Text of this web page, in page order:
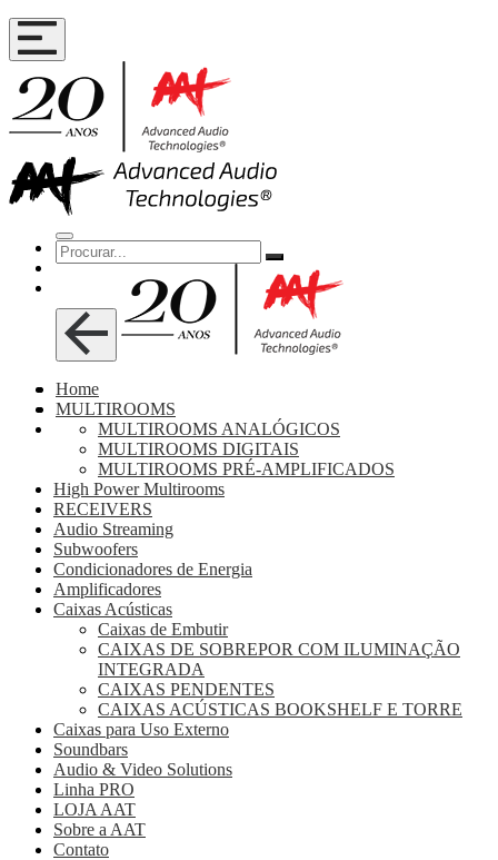
Home
MULTIROOMS
MULTIROOMS ANALÓGICOS
MULTIROOMS DIGITAIS
MULTIROOMS PRÉ-AMPLIFICADOS
High Power Multirooms
RECEIVERS
Audio Streaming
Subwoofers
Condicionadores de Energia
Amplificadores
Caixas Acústicas
Caixas de Embutir
CAIXAS DE SOBREPOR COM ILUMINAÇÃO
INTEGRADA
CAIXAS PENDENTES
CAIXAS ACÚSTICAS BOOKSHELF E TORRE
Caixas para Uso Externo
Soundbars
Audio & Video Solutions
Linha PRO
LOJA AAT
Sobre a AAT
Contato